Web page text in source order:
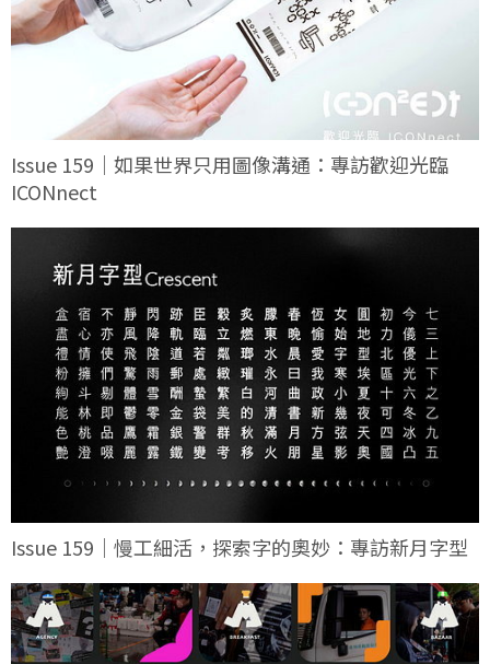
Issue 159｜如果世界只用圖像溝通：專訪歡迎光臨
ICONnect
Issue 159｜慢工細活，探索字的奧妙：專訪新月字型